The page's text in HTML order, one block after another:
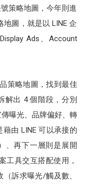
策略地圖，今年則進
地圖，就是以 LINE 企
Ads、Account
策略地圖，找到最佳
解出 4 個階段，分別
曝光、品牌偏好、轉
由 LINE 可以承接的
、再下一層則是展開
工具交互搭配使用，
訴求曝光/觸及數、